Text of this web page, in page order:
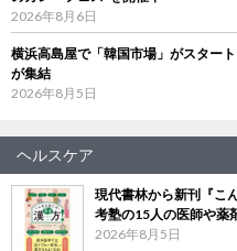
2026年8月6日
横浜高島屋で「韓国市場」がスター
が集結
2026年8月5日
ヘルスケア
現代書林から新刊『こ
考塾の15人の医師や薬
2026年8月5日